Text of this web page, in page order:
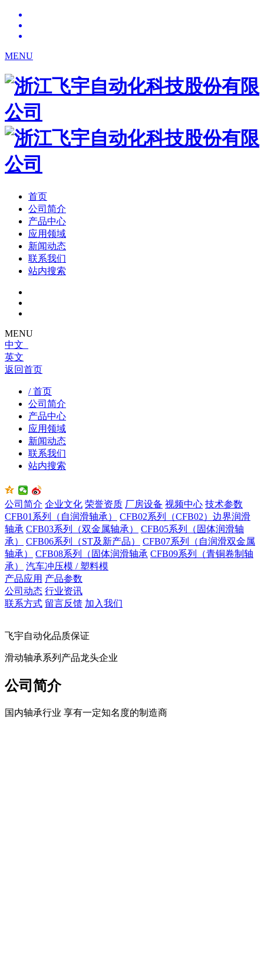
MENU
首页
公司简介
产品中心
应用领域
新闻动态
联系我们
站内搜索
MENU
中文
英文
返回首页
/ 首页
公司简介
产品中心
应用领域
新闻动态
联系我们
站内搜索
公司简介 企业文化 荣誉资质 厂房设备 视频中心 技术参数
CFB01系列（自润滑轴承）
CFB02系列（CFB02）边界润滑
轴承 CFB03系列（双金属轴承）
CFB05系列（固体润滑轴
承）
CFB06系列（ST及新产品）
CFB07系列（自润滑双金属
轴承）
CFB08系列（固体润滑轴承 CFB09系列（青铜卷制轴
承）
汽车冲压模 / 塑料模
产品应用 产品参数
公司动态 行业资讯
联系方式 留言反馈 加入我们
飞宇自动化品质保证
滑动轴承系列产品龙头企业
公司简介
国内轴承行业 享有一定知名度的制造商